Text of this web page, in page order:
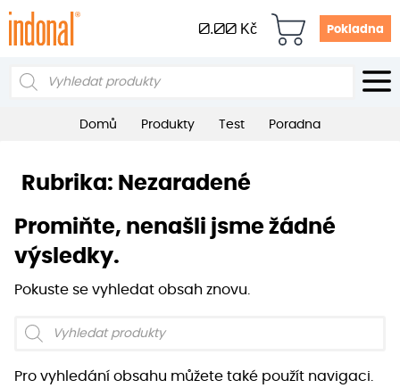
0.00 Kč Pokladna
Products
Domů Produkty Test Poradna
Rubrika: Nezaradené
Promiňte, nenašli jsme žádné
výsledky.
Pokuste se vyhledat obsah znovu.
Products
Pro vyhledání obsahu můžete také použít navigaci.